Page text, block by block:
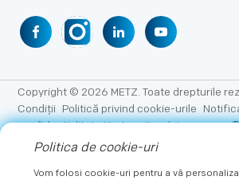
Copyright © 2026 METZ. Toate drepturile
Condiții Politică privind cookie-urile
confidențialitate Harta site-ului
Politica de cookie-uri
Vom folosi cookie-uri pentru a vă